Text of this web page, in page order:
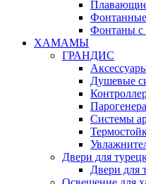
Фонтаны с
ХАМАМЫ
ГРАНДИС
Душевые
Системы
Двери для
Двери для